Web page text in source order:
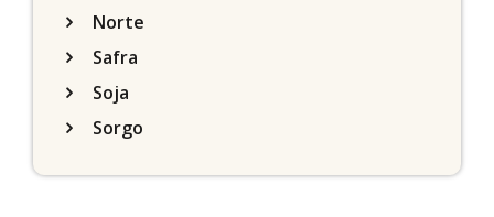
Norte
Safra
Soja
Sorgo